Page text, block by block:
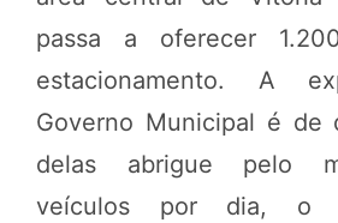
passa a oferecer
estacionamento. A
Governo Municipal é de
delas abrigue pelo
veículos por dia, o